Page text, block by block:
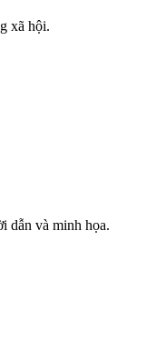
xã hội.
dẫn và minh họa.